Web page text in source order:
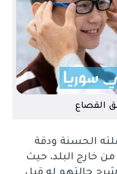
القصاع
الحسنة ودقة
خارج البلد، حيث